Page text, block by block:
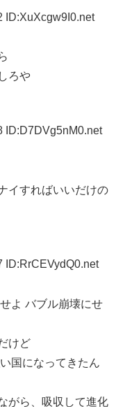
ID:XuXcgw9I0.net
ろや
ID:D7DVg5nM0.net
イすればいいだけの
ID:RrCEVydQ0.net
よ バブル崩壊にせ
けど
国になってきたん
がら、吸収して進化